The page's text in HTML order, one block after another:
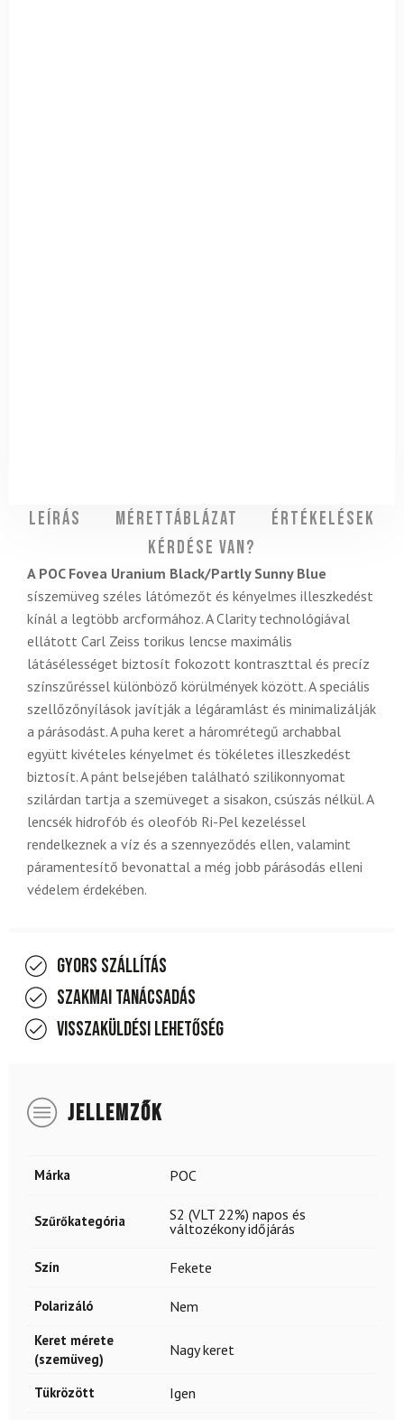
Leírás Mérettáblázat
Értékelések
Kérdése van?
A POC Fovea Uranium Black/Partly Sunny Blue
síszemüveg széles látómezőt és kényelmes illeszkedést
kínál a legtöbb arcformához. A Clarity technológiával
ellátott Carl Zeiss torikus lencse maximális
látásélességet biztosít fokozott kontraszttal és precíz
színszűréssel különböző körülmények között. A speciális
szellőzőnyílások javítják a légáramlást és minimalizálják
a párásodást. A puha keret a háromrétegű archabbal
együtt kivételes kényelmet és tökéletes illeszkedést
biztosít. A pánt belsejében található szilikonnyomat
szilárdan tartja a szemüveget a sisakon, csúszás nélkül. A
lencsék hidrofób és oleofób Ri-Pel kezeléssel
rendelkeznek a víz és a szennyeződés ellen, valamint
páramentesítő bevonattal a még jobb párásodás elleni
védelem érdekében.
Gyors szállítás
Szakmai tanácsadás
Visszaküldési lehetőség
JELLEMZŐK
Márka POC
Szűrőkategória
S2 (VLT 22%) napos és
változékony időjárás
Szín Fekete
Polarizáló Nem
Keret mérete
(szemüveg)
Nagy keret
Tükrözött Igen